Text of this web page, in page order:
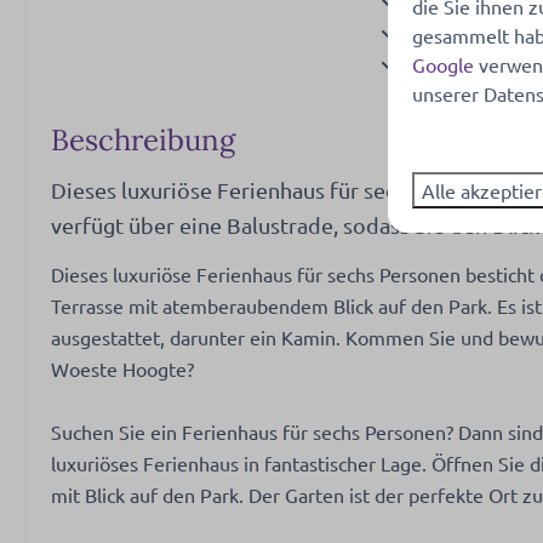
Geschirrspüler
Gläser zum
Extraktor
Oven- combi
Waschen und Trocknen
Hoover
Berging
Beschreibung
Dieses luxuriöse Ferienhaus für sechs Personen
verfügt über eine Balustrade, sodass Sie den Blick
Dieses luxuriöse Ferienhaus für sechs Personen
Terrasse mit atemberaubendem Blick auf den Park. Es
ausgestattet, darunter ein Kamin. Kommen Sie und
Woeste Hoogte?
Suchen Sie ein Ferienhaus für sechs Personen? Dann
luxuriöses Ferienhaus in fantastischer Lage. Öffnen Sie
mit Blick auf den Park. Der Garten ist der perfekte Ort
die Sie ihnen
gesammelt
Google
unserer
Alle